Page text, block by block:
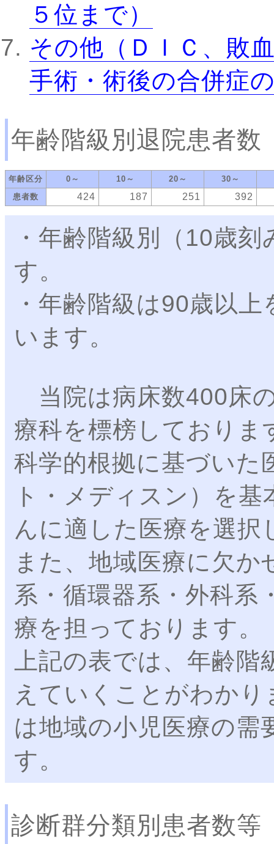
５位まで）
その他（ＤＩＣ、敗
手術・術後の合併症
年齢階級別退院患者数
年齢区分 0～ 10～ 20～ 30～
患者数
424 187 251 392
・年齢階級別（10歳
す。
・年齢階級は90歳以
います。
当院は病床数400床
療科を標榜しておりま
科学的根拠に基づいた
ト・メディスン）を
んに適した医療を選
また、地域医療に欠
系・循環器系・外科系
療を担っております。
上記の表では、年齢
えていくことがわか
は地域の小児医療の需
す。
診断群分類別患者数等